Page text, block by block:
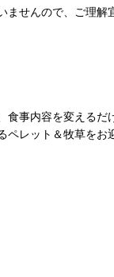
せんので、ご理解
事内容を変えるだ
レット＆牧草をお